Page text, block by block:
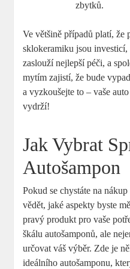
zbytků.
Ve většině případů platí, že
sklokeramiku jsou investicí,
zaslouží nejlepší péči, a
mytím zajistí, že bude
a vyzkoušejte to – vaše
vydrží!
Jak Vybrat
Autošampon
Pokud se chystáte na
vědět, jaké aspekty byste
pravý produkt pro vaše
škálu autošamponů, ale
určovat váš výběr. Zde je
ideálního autošamponu,